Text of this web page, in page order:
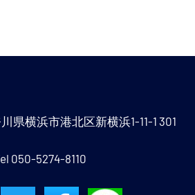
横浜市港北区新横浜1-11-1 301
050-5274-8110